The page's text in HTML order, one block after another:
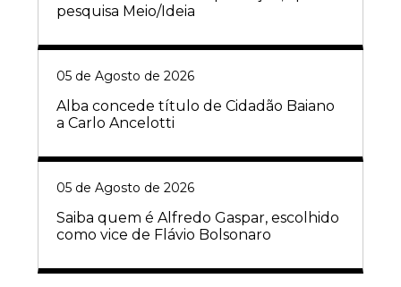
pesquisa Meio/Ideia
05 de Agosto de 2026
Alba concede título de Cidadão Baiano
a Carlo Ancelotti
05 de Agosto de 2026
Saiba quem é Alfredo Gaspar, escolhido
como vice de Flávio Bolsonaro